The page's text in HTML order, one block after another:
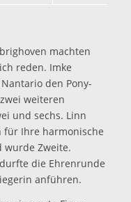
machten
reden. Imke
den Pony-
weiteren
und sechs. Linn
für Ihre harmonische
wurde Zweite.
die Ehrenrunde
anführen.